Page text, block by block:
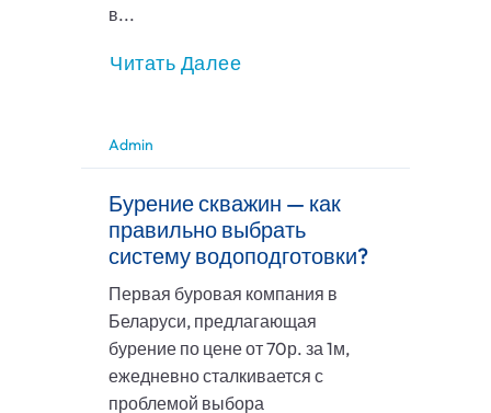
в...
Читать Далее
Admin
Бурение скважин — как
правильно выбрать
систему водоподготовки?
Первая буровая компания в
Беларуси, предлагающая
бурение по цене от 70р. за 1м,
ежедневно сталкивается с
проблемой выбора